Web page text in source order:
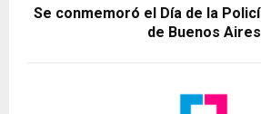
Se conmemoró el Día de la
de Buenos Aires